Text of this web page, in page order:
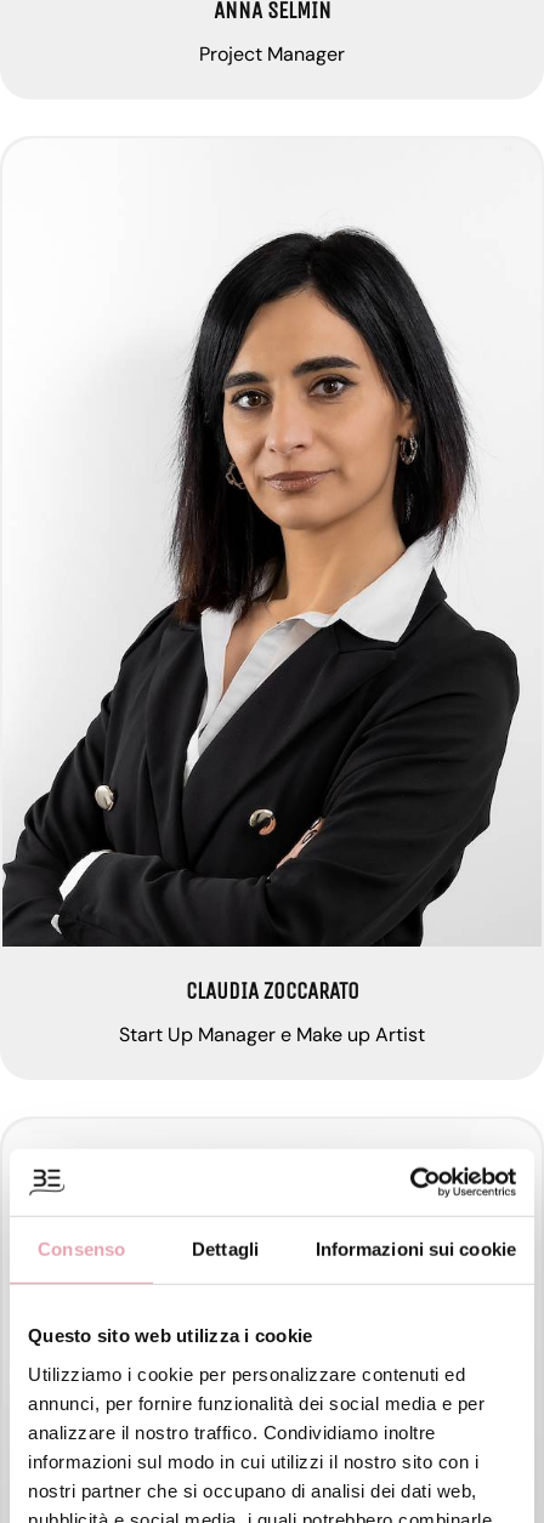
Consenso Dettagli Informazioni sui cookie
Questo sito web utilizza i cookie
Utilizziamo i cookie per personalizzare contenuti ed
annunci, per fornire funzionalità dei social media e per
analizzare il nostro traffico. Condividiamo inoltre
informazioni sul modo in cui utilizzi il nostro sito con i
nostri partner che si occupano di analisi dei dati web,
ANNA SELMIN
Project Manager
CLAUDIA ZOCCARATO
Start Up Manager e Make up Artist